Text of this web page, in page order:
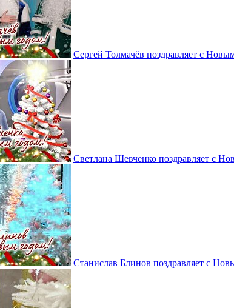
Сергей Толмачёв поздравляет с
Светлана Шевченко поздравляет с
Станислав Блинов поздравляет с